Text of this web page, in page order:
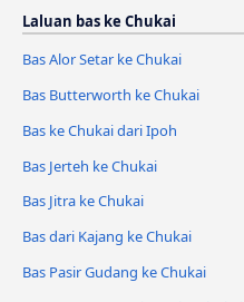
Laluan bas ke Chukai
Bas Alor Setar ke Chukai
Bas Butterworth ke Chukai
Bas ke Chukai dari Ipoh
Bas Jerteh ke Chukai
Bas Jitra ke Chukai
Bas dari Kajang ke Chukai
Bas Pasir Gudang ke Chukai